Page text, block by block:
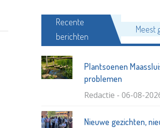
Recente
berichten
Meest
Plantsoenen
problemen
Redactie - 06-08-
Nieuwe gezichten,